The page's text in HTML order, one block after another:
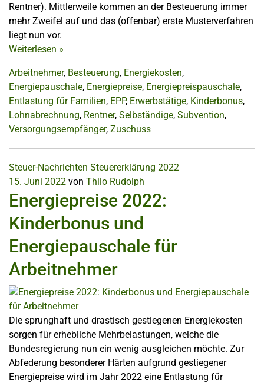
Rentner). Mittlerweile kommen an der Besteuerung immer
mehr Zweifel auf und das (offenbar) erste Musterverfahren
liegt nun vor.
Weiterlesen »
Arbeitnehmer, Besteuerung, Energiekosten,
Energiepauschale, Energiepreise, Energiepreispauschale,
Entlastung für Familien, EPP, Erwerbstätige, Kinderbonus,
Lohnabrechnung, Rentner, Selbständige, Subvention,
Versorgungsempfänger, Zuschuss
Steuer-Nachrichten Steuererklärung 2022
15. Juni 2022 von Thilo Rudolph
Energiepreise 2022:
Kinderbonus und
Energiepauschale für
Arbeitnehmer
Die sprunghaft und drastisch gestiegenen Energiekosten
sorgen für erhebliche Mehrbelastungen, welche die
Bundesregierung nun ein wenig ausgleichen möchte. Zur
Abfederung besonderer Härten aufgrund gestiegener
Energiepreise wird im Jahr 2022 eine Entlastung für